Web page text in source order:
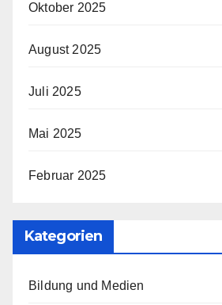
Oktober 2025
August 2025
Juli 2025
Mai 2025
Februar 2025
Kategorien
Bildung und Medien